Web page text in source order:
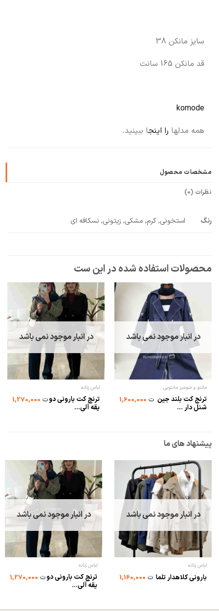
سایز مانکن 38
قد مانکن 165 سانت
komode
همه مدلهارا اینجا ببینید.
مشخصات محصول
نظرات (0)
رنگ استخونی, کرم, مشکی, زیتونی, نسکافه ای
در انبار موجود نمی باشد
مانتو و شومیز مانتویی
ترنج کت بلند جین
شنل دار ...
ت1,600,000
در انبار موجود نمی باشد
لباس زنانه
ترنچ کت بارونی دو
یقه آلی...
ت1,270,000
پیشنهاد های ما
در انبار موجود نمی باشد
لباس زنانه
بارونی کلاهدار تلما ت1,160,000
در انبار موجود نمی باشد
لباس زنانه
ترنچ کت بارونی دو
یقه آلی...
ت1,270,000